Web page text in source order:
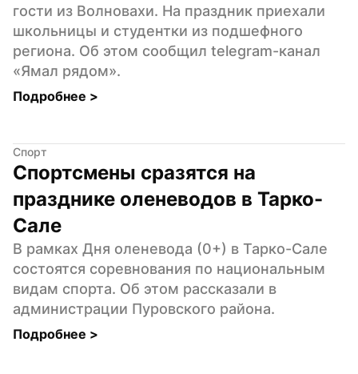
гости из Волновахи. На праздник приехали
школьницы и студентки из подшефного
региона. Об этом сообщил telegram-канал
«Ямал рядом».
Подробнее >
Спорт
Спортсмены сразятся на
празднике оленеводов в Тарко-
Сале
В рамках Дня оленевода (0+) в Тарко-Сале
состоятся соревнования по национальным
видам спорта. Об этом рассказали в
администрации Пуровского района.
Подробнее >